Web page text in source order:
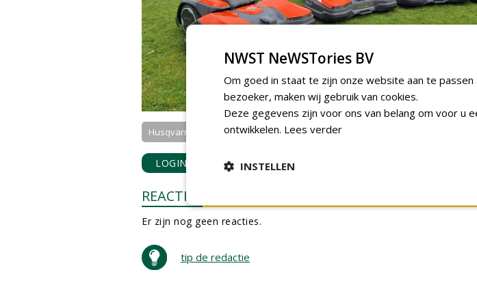
Husqvarna Nederland bv
LOGIN met je e-mailadres om te reageren.
REACTIES
Er zijn nog geen reacties.
tip de redactie
NWST NeWSTories BV
Om goed in staat te zijn onze website aan te
bezoeker, maken wij gebruik van cookies.
Deze gegevens zijn voor ons van belang om voor u
ontwikkelen. Lees verder
INSTELLEN